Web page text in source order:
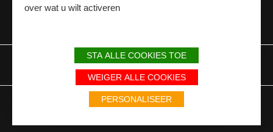
WETTELIJKE BEPALINGEN SITEMAP
Avec le soutien du Fonds Européen de développement régional / Met
steun van het Europese Fonds voor Regionale Ontwikkeling
over wat u wilt activeren
STA ALLE COOKIES TOE
WEIGER ALLE COOKIES
PERSONALISEER